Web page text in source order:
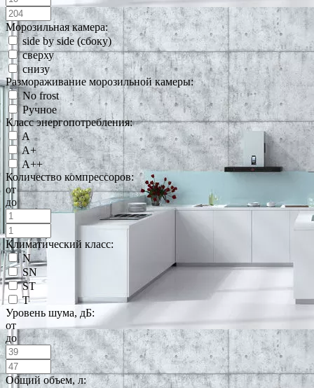
Морозильная камера:
side by side (сбоку)
сверху
снизу
Размораживание морозильной камеры:
No frost
Ручное
Класс энергопотребления:
A
A+
A++
Количество компрессоров:
от
до
Климатический класс:
N
SN
ST
T
Уровень шума, дБ:
от
до
Общий объем, л: